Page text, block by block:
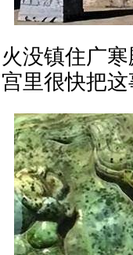
火没镇住广
宫里很快把这